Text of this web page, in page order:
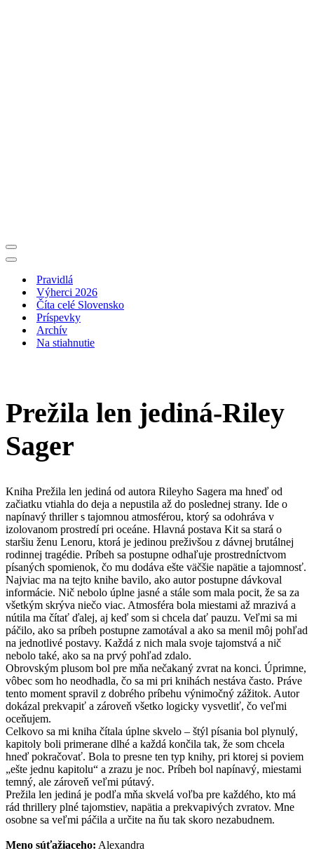
Menu
navigácie
Menu
navigáciePravidlá
Výherci 2026
Číta celé Slovensko
Príspevky
Archív
Na stiahnutie
Prežila len jediná-Riley
Sager
Kniha Prežila len jediná od autora Rileyho Sagera ma hneď od
začiatku vtiahla do deja a nepustila až do poslednej strany. Ide o
napínavý thriller s tajomnou atmosférou, ktorý sa odohráva v
izolovanom prostredí pri oceáne. Hlavná postava Kit sa stará o
staršiu ženu Lenoru, ktorá je jedinou preživšou z dávnej brutálnej
rodinnej tragédie. Príbeh sa postupne odhaľuje prostredníctvom
písaných spomienok, čo mu dodáva ešte väčšie napätie a tajomnosť.
Najviac ma na tejto knihe bavilo, ako autor postupne dávkoval
informácie. Nič nebolo úplne jasné a stále som mala pocit, že sa za
všetkým skrýva niečo viac. Atmosféra bola miestami až mrazivá a
nútila ma čítať ďalej, aj keď som si chcela dať pauzu. Veľmi sa mi
páčilo, ako sa príbeh postupne zamotával a ako sa menil môj pohľad
na jednotlivé postavy. Každá z nich mala svoje tajomstvá a nič
nebolo také, ako sa na prvý pohľad zdalo.
Obrovským plusom bol pre mňa nečakaný zvrat na konci. Úprimne,
vôbec som ho neodhadla, čo sa mi pri knihách nestáva často. Práve
tento moment spravil z dobrého príbehu výnimočný zážitok. Autor
dokázal prekvapiť a zároveň všetko logicky vysvetliť, čo veľmi
oceňujem.
Celkovo sa mi kniha čítala úplne skvelo – štýl písania bol plynulý,
kapitoly boli primerane dlhé a každá končila tak, že som chcela
hneď pokračovať. Bola to presne ten typ knihy, pri ktorej si poviem
„ešte jednu kapitolu“ a zrazu je noc. Príbeh bol napínavý, miestami
temný, ale zároveň veľmi pútavý.
Prežila len jediná je podľa mňa skvelá voľba pre každého, kto má
rád thrillery plné tajomstiev, napätia a prekvapivých zvratov. Mne
osobne sa veľmi páčila a určite na ňu tak skoro nezabudnem.
Meno súťažiaceho: Alexandra